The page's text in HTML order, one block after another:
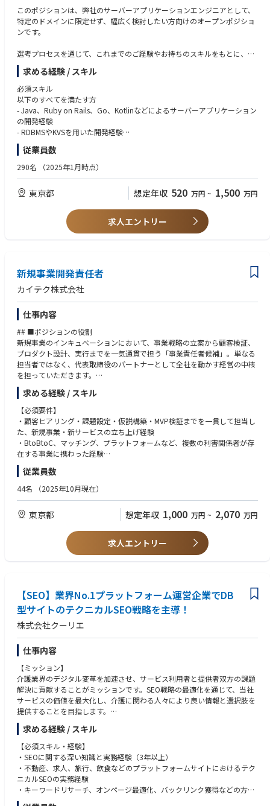
・プロダクト開発における要件定義、UX・業務設計の経験
・暗号資産、ブロックチェーンに関する基礎的な知識または関心
・ユニットエコノミクスや事業計画の策定・評価経験
・チームマネジメントまたはメンバー育成の経験
・ビジネスレベルの英語力
このポジションは、弊社のサーバーアプリケーションエンジニアとして、
特定のドメインに限定せず、幅広く検討したい方向けのオープンポジショ
ンです。
選考プロセスを通じて、これまでのご経験やお持ちのスキルをもとに、弊
社の以下サーバーアプリケーションエンジニアの中から最適なポジション
をご提案いたします。
各ポジションの詳細については以下の求人をご覧ください。
▼eコマースの具体的な業務内容
- eコマースに関連したサーバーアプリケーションの設計や開発・運用
- eコマースに関連したサーバーアプリケーションの開発運用を効率化する
- 長期的に保守ならびに機能拡張が可能なアーキテクチャの設計
- eコマースに関連するステークホルダーとの要件や仕様の調整
▼サーバーアプリケーションエンジニア（Nintendo Switch 2 本体機能）
https://herp.careers/v1/nscareer/xkbgRkvJLo-B
▼サーバーアプリケーションエンジニア（スマートデバイス向けアプリ）
https://herp.careers/v1/nscareer/D-zHAm9Y6PWn
https://herp.careers/v1/nscareer/bLrdi1BmifIK
▼サーバーアプリケーションエンジニア（決済関連システム）
https://herp.careers/v1/nscareer/6fWhZUEJvoag
ク）
https://herp.careers/v1/nscareer/48xbRm41O46d
▼サーバーアプリケーションエンジニア（ゲームサーバーアプリケーショ
ン）
https://herp.careers/v1/nscareer/ZW6JAH1RKAjy
▼サーバーアプリケーションエンジニア（ニンテンドーアカウント基盤）
https://herp.careers/v1/nscareer/AOFdY6YTWOmT
▼サーバーアプリケーションエンジニア（DRMサーバー）
https://herp.careers/v1/nscareer/OmuZqNJ-y9Xf
▼サーバーアプリケーションエンジニア（メディア配信基盤）
https://herp.careers/v1/nscareer/GmljQRqO2HWT
▼サーバーアプリケーションエンジニア（eコマース）
https://herp.careers/v1/nscareer/H5KjdCslhtuK
業務内容の変更の範囲：会社の定める業務
求める経験 / スキル
必須スキル
以下のすべてを満たす方
- Java、Ruby on Rails、Go、Kotlinなどによるサーバーアプリケーション
の開発経験
- RDBMSやKVSを用いた開発経験
※ゲームに関連する開発経験の有無は問いません。
歓迎スキル
- AWS、GCP等のクラウド技術を用いた開発経験
- 大規模なサーバーアプリケーションの開発・運用経験
- Docker、Kubernetes、Istio等のコンテナ技術を用いたサーバーアプリケ
ーションの開発経験
- JavaScript、TypeScript等を用いたWebフロントエンドの開発経験
・発生した事象に対して本質の課題に向き合える方
・課題や課題に向けた対応を正しく伝えるための言語化能力のある方
・開発時に苦労してでも、長い目で見た時に運用しやすくするにはどうし
たらいいかを考え抜く力のある方
・最後までやり切る粘り強さのある方
従業員数
290名 （2025年1月時点）
東京都 想定年収 520 万円 ~ 1,500 万円
求人エントリー
新規事業開発責任者
カイテク株式会社
仕事内容
## ■ポジションの役割
新規事業のインキュベーションにおいて、事業戦略の立案から顧客検証、
プロダクト設計、実行までを一気通貫で担う「事業責任者候補」。単なる
担当者ではなく、代表取締役のパートナーとして全社を動かす経営の中核
を担っていただきます。
## ■業務内容
- 市場・顧客・競合・規制動向を踏まえた新規事業の戦略策定
- 顧客への直接ヒアリングを通じた課題特定と、事業仮説の構築
- サービスコンセプト、提供価値、収益モデルの設計
- MVPの企画・検証、プロダクト要件への落とし込み（PdM・エンジニア
との協働）
- 事業推進に必要なパートナー・提携先とのアライアンス構築
- 新規事業の立ち上げに必要な顧客獲得チャネルの開発
- 事業KPIの設計、および継続・ピボット・撤退基準の策定
- 全社中長期経営戦略への貢献、既存事業とのシナジー創出
- **【圧倒的な顧客基盤を土台にした新規事業】**
「Technology Fast 50 2025 Japan」日本1位を記録した既存事業で培っ
- **【裁量と責任 — 経営の中核】**
単なる「担当者」ではなく、代表取締役の直下で全社を動かすダイナミズ
ムを日々実感。事業の前提そのもの（やるべきか、どのモデルなら成立す
るか）から、経営と議論しながら意思決定していただきます。
- **【当社の未来を描く — 新規ポジション】**
既存事業の延長線上にはない、会社の次の成長を担う全く新しいポジショ
ン。2040年に向けた超高齢社会という社会課題に対し、新規事業を通じて
ダイレクトにインパクトを与えられます。
- **【キャリアの代表となる非連続成長の実現】**
「顧客課題の発見から事業として形にするまでを、自らの手でやり切っ
た」という具体的かつ強烈な成功体験をキャリアに刻めます。
求める経験 / スキル
【必須要件】
・顧客ヒアリング・課題設定・仮説構築・MVP検証までを一貫して担当し
た、新規事業・新サービスの立ち上げ経験
・BtoBtoC、マッチング、プラットフォームなど、複数の利害関係者が存
在する事業に携わった経験
・PdM・エンジニア・デザイナーと協働し、顧客課題をプロダクト要件へ
落とし込んだ経験
・情報が不十分な状態から仮説を立て、顧客接点を通じてスピーディーに
・経営者と対等に議論し、ビジョンを具体的な事業計画に落とし込み、実
行した実績
・医療・介護・福祉領域、またはヘルスケア関連事業での新規事業経験
クトの新規事業開発経験
・C向け（消費者向け）の集客・グロース施策の立案・実行経験
・初期売上、継続率、CAC、LTVなどを見ながら事業を改善してきた、PM
F・ユニットエコノミクス改善の経験
・戦略コンサルティングファームにおける戦略立案・事業デューデリジェ
ンスの経験
【求める人物像】
・社会課題の構造を理解し、実現まで粘り強く伴走できる方
・顧客課題を起点に、事業を構造から設計できる方
・開発をPdM・エンジニアに丸投げせず、自ら仕様や優先順位を議論でき
る方
・情報が揃わない不確実な状況でも、小さく検証しながら前進できる方
・事業としての収益性・継続性と、社会的な意義や倫理観を両立できる方
・スタートアップ環境でスピード感と柔軟性を持って行動できる方
従業員数
44名 （2025年10月現在）
東京都 想定年収 1,000 万円 ~ 2,070 万円
求人エントリー
【SEO】業界No.1プラットフォーム運営企業でDB
型サイトのテクニカルSEO戦略を主導！
株式会社クーリエ
仕事内容
【ミッション】
介護業界のデジタル変革を加速させ、サービス利用者と提供者双方の課題
解決に貢献することがミッションです。SEO戦略の最適化を通じて、当社
サービスの価値を最大化し、介護に関わる人々により良い情報と選択肢を
提供することを目指します。
【概要】
SEOスペシャリストとして、サイトの自然検索経由における成果最大化の
ために施策のプランニング、エンジニアへのディレクション、施策実行を
行っていただきます。
【具体的には】
求める経験 / スキル
【必須スキル・経験】
・SEOに関する深い知識と実務経験（3年以上）
・不動産、求人、旅行、飲食などのプラットフォームサイトにおけるテク
ニカルSEOの実務経験
・キーワードリサーチ、オンページ最適化、バックリンク獲得などの方針
策定と実装ディレクション経験